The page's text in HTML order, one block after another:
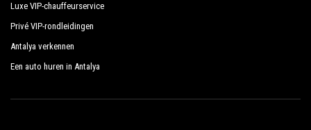
Luxe VIP-chauffeurservice
Privé VIP-rondleidingen
Antalya verkennen
Een auto huren in Antalya